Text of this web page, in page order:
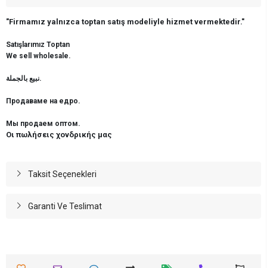
"Firmamız yalnızca toptan satış modeliyle hizmet vermektedir."
Satışlarımız Toptan
We sell wholesale.
نبيع بالجملة.
Продаваме на едро.
Мы продаем оптом.
Οι πωλήσεις χονδρικής μας
Taksit Seçenekleri
Garanti Ve Teslimat